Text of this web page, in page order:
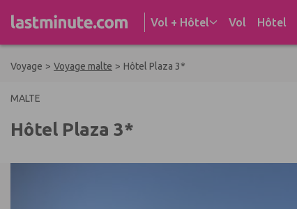
Vol + Hôtel Vol Hôtel
Voyage > Voyage malte > Hôtel Plaza 3*
MALTE
Hôtel Plaza 3*